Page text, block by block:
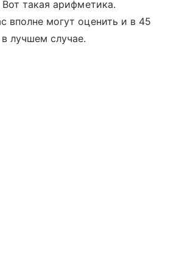
такая арифметика.
вполне могут оценить и в 45
лучшем случае.